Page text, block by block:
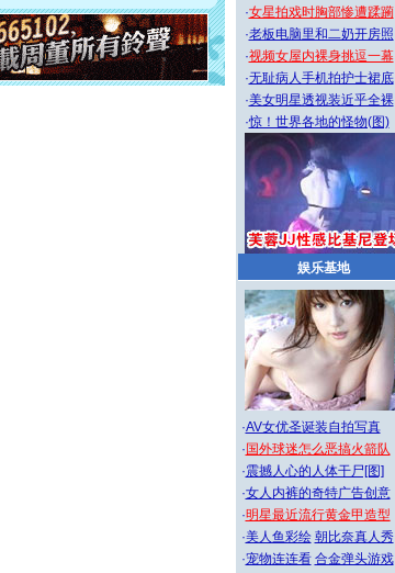
你在一起；三是三生三世和你不再分
年快乐
离去那一刻，你在我身后无助地哭
我多么爱你。我转身抱住你：这猪不
新年快乐。
·女星拍戏时胸部惨遭蹂躏
·老板电脑里和二奶开房照
·视频女屋内裸身挑逗一幕
·无耻病人手机拍护士裙底
·美女明星透视装近乎全裸
·惊！世界各地的怪物(图)
娱乐基地
·AV女优圣诞装自拍写真
· 国外球迷怎么恶搞火箭队
·震撼人心的人体干尸[图]
·女人内裤的奇特广告创意
·明星最近流行黄金甲造型
·美人鱼彩绘 朝比奈真人秀
·宠物连连看 合金弹头游戏